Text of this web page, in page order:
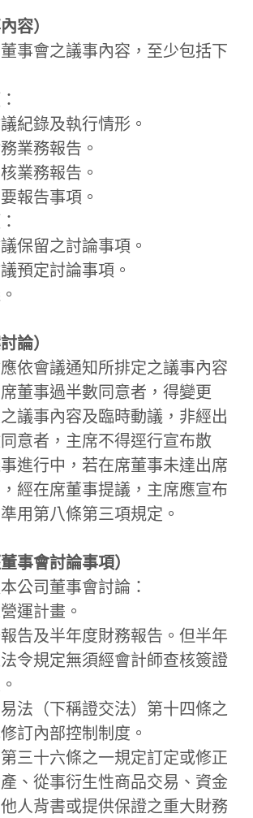
容）
事會之議事內容，至少包括下
紀錄及執行情形。
業務報告。
業務報告。
報告事項。
保留之討論事項。
預定討論事項。
論）
依會議通知所排定之議事內容
董事過半數同意者，得變更
議事內容及臨時動議，非經出
意者，主席不得逕行宣布散
進行中，若在席董事未達出席
經在席董事提議，主席應宣布
用第八條第三項規定。
事會討論事項）
公司董事會討論：
運計畫。
告及半年度財務報告。但半年
令規定無須經會計師查核簽證
法（下稱證交法）第十四條之
訂內部控制制度。
三十六條之一規定訂定或修正
、從事衍生性商品交易、資金
人背書或提供保證之重大財務